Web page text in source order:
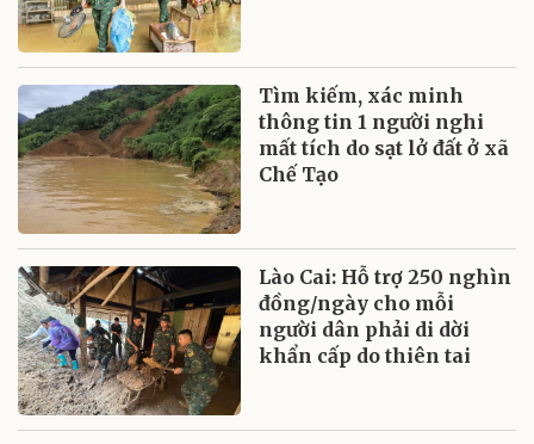
Tìm kiếm, xác minh
thông tin 1 người nghi
mất tích do sạt lở đất ở xã
Chế Tạo
Lào Cai: Hỗ trợ 250 nghìn
đồng/ngày cho mỗi
người dân phải di dời
khẩn cấp do thiên tai